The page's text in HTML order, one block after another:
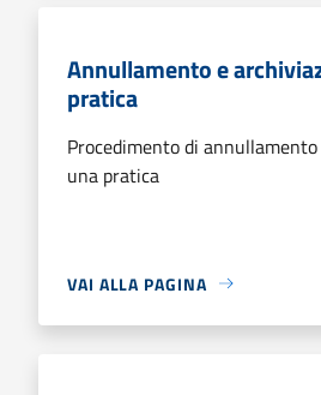
Annullamento e
pratica
Procedimento di
una pratica
VAI ALLA PAGINA